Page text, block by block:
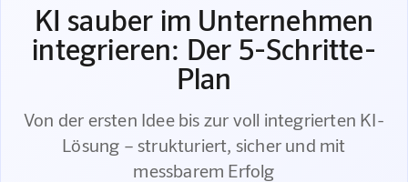
KI sauber im Unternehmen
integrieren: Der 5-Schritte-
Plan
Von der ersten Idee bis zur voll integrierten KI-
Lösung – strukturiert, sicher und mit
messbarem Erfolg